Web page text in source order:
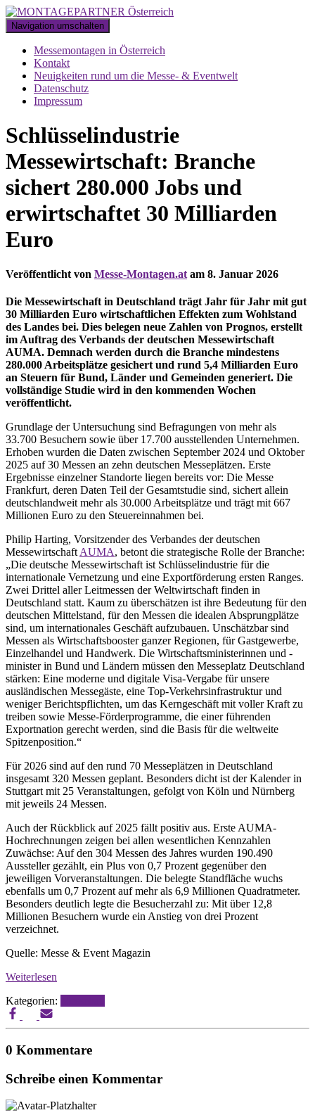
Navigation umschalten
Messemontagen in Österreich
Kontakt
Neuigkeiten rund um die Messe- & Eventwelt
Datenschutz
Impressum
Schlüsselindustrie
Messewirtschaft: Branche
sichert 280.000 Jobs und
erwirtschaftet 30 Milliarden
Euro
Veröffentlicht von Messe-Montagen.at am 8. Januar 2026
Die Messewirtschaft in Deutschland trägt Jahr für Jahr mit gut
30 Milliarden Euro wirtschaftlichen Effekten zum Wohlstand
des Landes bei. Dies belegen neue Zahlen von Prognos, erstellt
im Auftrag des Verbands der deutschen Messewirtschaft
AUMA. Demnach werden durch die Branche mindestens
280.000 Arbeitsplätze gesichert und rund 5,4 Milliarden Euro
an Steuern für Bund, Länder und Gemeinden generiert. Die
vollständige Studie wird in den kommenden Wochen
veröffentlicht.
Grundlage der Untersuchung sind Befragungen von mehr als
33.700 Besuchern sowie über 17.700 ausstellenden Unternehmen.
Erhoben wurden die Daten zwischen September 2024 und Oktober
2025 auf 30 Messen an zehn deutschen Messeplätzen. Erste
Ergebnisse einzelner Standorte liegen bereits vor: Die Messe
Frankfurt, deren Daten Teil der Gesamtstudie sind, sichert allein
deutschlandweit mehr als 30.000 Arbeitsplätze und trägt mit 667
Millionen Euro zu den Steuereinnahmen bei.
Philip Harting, Vorsitzender des Verbandes der deutschen
Messewirtschaft AUMA, betont die strategische Rolle der Branche:
„Die deutsche Messewirtschaft ist Schlüsselindustrie für die
internationale Vernetzung und eine Exportförderung ersten Ranges.
Zwei Drittel aller Leitmessen der Weltwirtschaft finden in
Deutschland statt. Kaum zu überschätzen ist ihre Bedeutung für den
deutschen Mittelstand, für den Messen die idealen Absprungplätze
sind, um internationales Geschäft aufzubauen. Unschätzbar sind
Messen als Wirtschaftsbooster ganzer Regionen, für Gastgewerbe,
Einzelhandel und Handwerk. Die Wirtschaftsministerinnen und -
minister in Bund und Ländern müssen den Messeplatz Deutschland
stärken: Eine moderne und digitale Visa-Vergabe für unsere
ausländischen Messegäste, eine Top-Verkehrsinfrastruktur und
weniger Berichtspflichten, um das Kerngeschäft mit voller Kraft zu
treiben sowie Messe-Förderprogramme, die einer führenden
Exportnation gerecht werden, sind die Basis für die weltweite
Spitzenposition.“
Für 2026 sind auf den rund 70 Messeplätzen in Deutschland
insgesamt 320 Messen geplant. Besonders dicht ist der Kalender in
Stuttgart mit 25 Veranstaltungen, gefolgt von Köln und Nürnberg
mit jeweils 24 Messen.
Auch der Rückblick auf 2025 fällt positiv aus. Erste AUMA-
Hochrechnungen zeigen bei allen wesentlichen Kennzahlen
Zuwächse: Auf den 304 Messen des Jahres wurden 190.490
Aussteller gezählt, ein Plus von 0,7 Prozent gegenüber den
jeweiligen Vorveranstaltungen. Die belegte Standfläche wuchs
ebenfalls um 0,7 Prozent auf mehr als 6,9 Millionen Quadratmeter.
Besonders deutlich legte die Besucherzahl zu: Mit über 12,8
Millionen Besuchern wurde ein Anstieg von drei Prozent
verzeichnet.
Quelle: Messe & Event Magazin
Weiterlesen
Kategorien:
0 Kommentare
Schreibe einen Kommentar